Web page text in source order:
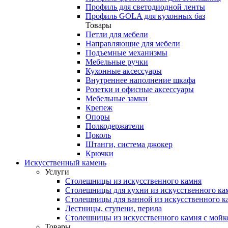
Профиль для светодиодной ленты
Профиль GOLA для кухонных баз
Товары
Петли для мебели
Направляющие для мебели
Подъемные механизмы
Мебельные ручки
Кухонные аксессуары
Внутреннее наполнение шкафа
Розетки и офисные аксессуары
Мебельные замки
Крепеж
Опоры
Полкодержатели
Цоколь
Штанги, система джокер
Крючки
Искусственный камень
Услуги
Столешницы из искусственного камня
Столешницы для кухни из искусственного
Столешницы для ванной из искусственного
Лестницы, ступени, перила
Столешницы из искусственного камня с